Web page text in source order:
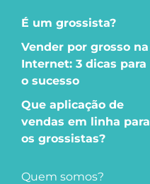
É um grossista?
Vender por grosso na
Internet: 3 dicas para
o sucesso
Que aplicação de
vendas em linha para
os grossistas?
Quem somos?